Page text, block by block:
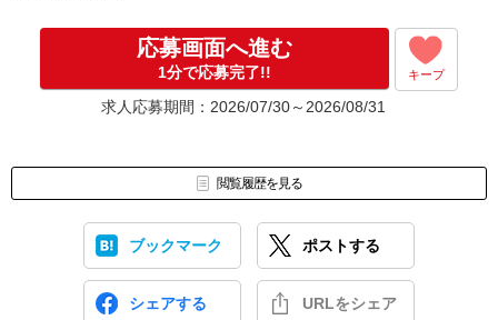
応募画面へ進む
1分で応募完了!! キープ
求人応募期間：2026/07/30～2026/08/31
閲覧履歴を見る
ブックマーク ポストする
シェアする URLをシェア